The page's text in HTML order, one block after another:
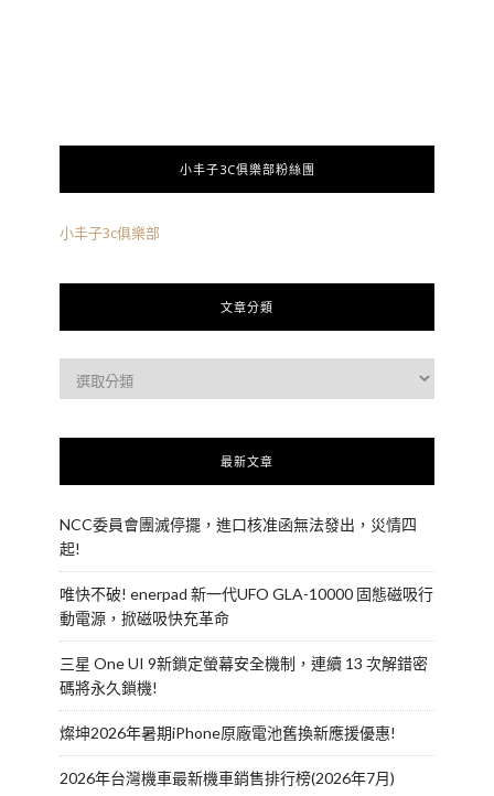
小丰子3C俱樂部粉絲團
小丰子3c俱樂部
文章分類
最新文章
NCC委員會團滅停擺，進口核准函無法發出，災情四
起!
唯快不破! enerpad 新一代UFO GLA-10000 固態磁吸行
動電源，掀磁吸快充革命
三星 One UI 9新鎖定螢幕安全機制，連續 13 次解錯密
碼將永久鎖機!
燦坤2026年暑期iPhone原廠電池舊換新應援優惠!
2026年台灣機車最新機車銷售排行榜(2026年7月)